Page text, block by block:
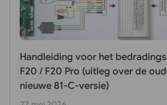
Handleiding voor het
F20 / F20 Pro (uitleg over de
nieuwe 81-C-versie)